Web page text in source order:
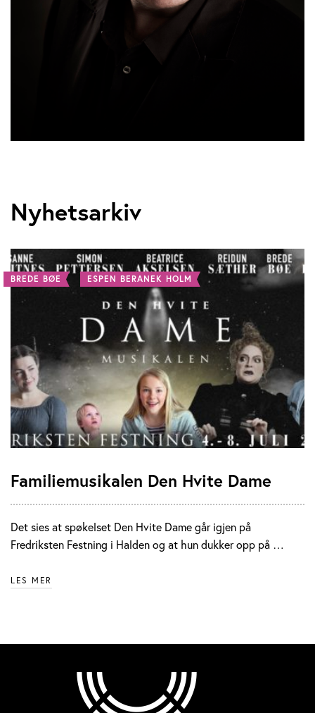
Nyhetsarkiv
BREDE BØE ESPEN BERANEK HOLM
Familiemusikalen Den Hvite Dame
Det sies at spøkelset Den Hvite Dame går igjen på
Fredriksten Festning i Halden og at hun dukker opp på …
LES MER